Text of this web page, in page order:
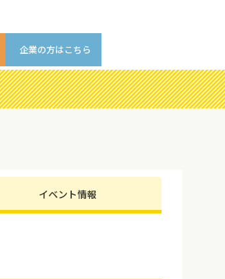
企業の方はこちら
イベント情報